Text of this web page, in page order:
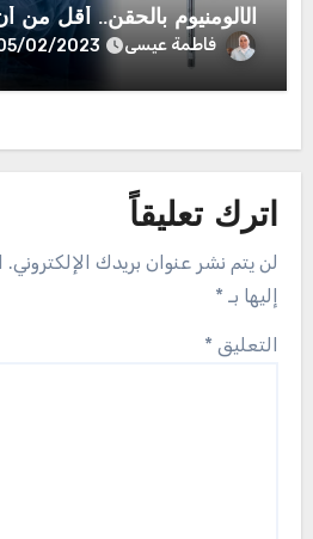
الألومنيوم بالحقن.. أقل من
فاطمة عيسى 02/2023
اترك تعليقاً
لن يتم نشر عنوان بريدك الإلكتروني.
إليها بـ *
التعليق *